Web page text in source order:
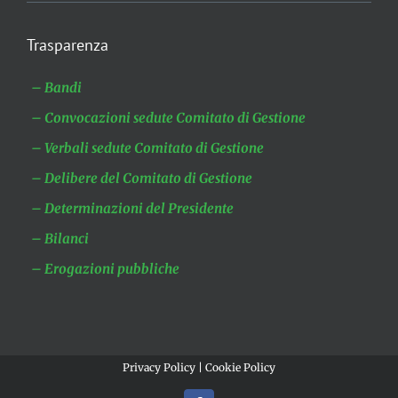
Trasparenza
– Bandi
– Convocazioni sedute Comitato di Gestione
– Verbali sedute Comitato di Gestione
– Delibere del Comitato di Gestione
– Determinazioni del Presidente
– Bilanci
– Erogazioni pubbliche
Privacy Policy Cookie Policy